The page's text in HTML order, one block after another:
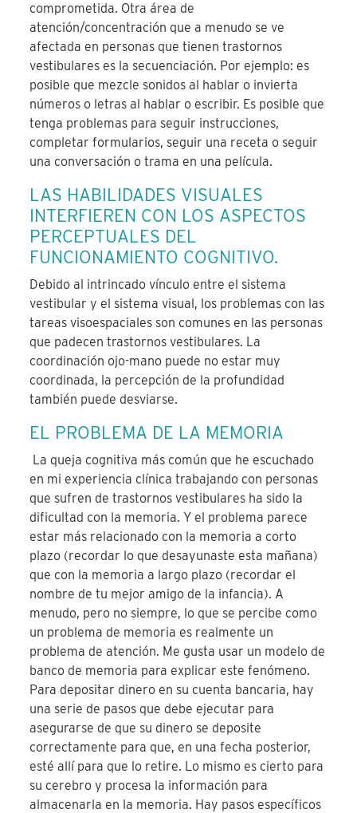
comprometida. Otra área de
atención/concentración que a menudo se ve
afectada en personas que tienen trastornos
vestibulares es la secuenciación. Por ejemplo: es
posible que mezcle sonidos al hablar o invierta
números o letras al hablar o escribir. Es posible que
tenga problemas para seguir instrucciones,
completar formularios, seguir una receta o seguir
una conversación o trama en una película.
LAS HABILIDADES VISUALES
INTERFIEREN CON LOS ASPECTOS
PERCEPTUALES DEL
FUNCIONAMIENTO COGNITIVO.
Debido al intrincado vínculo entre el sistema
vestibular y el sistema visual, los problemas con las
tareas visoespaciales son comunes en las personas
que padecen trastornos vestibulares. La
coordinación ojo-mano puede no estar muy
coordinada, la percepción de la profundidad
también puede desviarse.
EL PROBLEMA DE LA MEMORIA
La queja cognitiva más común que he escuchado
en mi experiencia clínica trabajando con personas
que sufren de trastornos vestibulares ha sido la
dificultad con la memoria. Y el problema parece
estar más relacionado con la memoria a corto
plazo (recordar lo que desayunaste esta mañana)
que con la memoria a largo plazo (recordar el
nombre de tu mejor amigo de la infancia). A
menudo, pero no siempre, lo que se percibe como
un problema de memoria es realmente un
problema de atención. Me gusta usar un modelo de
banco de memoria para explicar este fenómeno.
Para depositar dinero en su cuenta bancaria, hay
una serie de pasos que debe ejecutar para
asegurarse de que su dinero se deposite
correctamente para que, en una fecha posterior,
esté allí para que lo retire. Lo mismo es cierto para
su cerebro y procesa la información para
almacenarla en la memoria. Hay pasos específicos